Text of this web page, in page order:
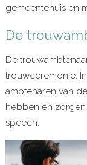
gemeentehuis en
De
De
trouwceremonie.
ambtenaren van
hebben en
speech.